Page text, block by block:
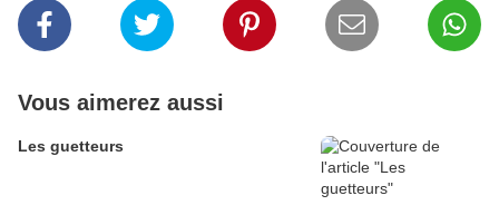
Vous aimerez aussi
Les guetteurs